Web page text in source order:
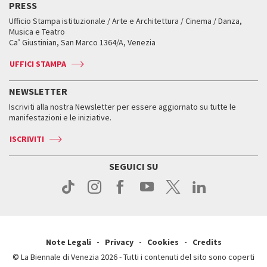
FAQ
Servizi al pubblico
Come raggiungerci
Press
Edizioni passate
Orari e sedi
Accrediti
Come raggiungerci
Orari e sedi
Biglietti
Accrediti
Come raggiungerci
Contatti
Press
Accrediti
Servizi al pubblico
Come raggiungerci
Press
Workshop di critica teatrale
Leone d’oro alla carriera
Leone d’argento
Edizioni passate
Orari e sedi
Biglietti
Servizi al pubblico
Come raggiungerci
Contatti
Mostre Virtuali
Fondi e Collezioni
Biennale College ASAC
ASAC DATI
Storia
Orari e sedi
PRESS
Ufficio Stampa istituzionale / Arte e Architettura / Cinema / Danza,
Musica e Teatro
Ca’ Giustinian, San Marco 1364/A, Venezia
UFFICI STAMPA
NEWSLETTER
Iscriviti alla nostra Newsletter per essere aggiornato su tutte le
manifestazioni e le iniziative.
ISCRIVITI
SEGUICI SU
Note Legali Privacy Cookies
Credits
© La Biennale di Venezia 2026 - Tutti i contenuti del sito sono coperti